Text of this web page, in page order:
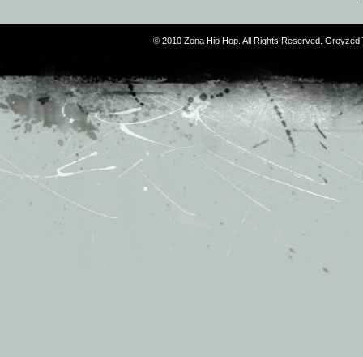
© 2010 Zona Hip Hop. All Rights Reserved.